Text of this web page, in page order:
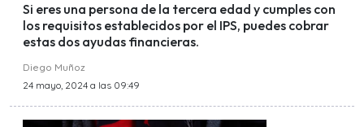
Si eres una persona de la tercera edad y cumples con
los requisitos establecidos por el IPS, puedes cobrar
estas dos ayudas financieras.
Diego Muñoz
24 mayo, 2024 a las 09:49